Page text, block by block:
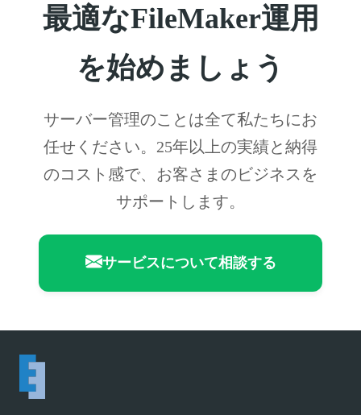
最適なFileMaker運用
を始めましょう
サーバー管理のことは全て私たちにお
任せください。25年以上の実績と納得
のコスト感で、お客さまのビジネスを
サポートします。
サービスについて相談する